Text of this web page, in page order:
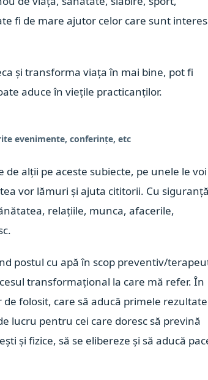
fi de mare ajutor celor care sunt
și transforma viața în mai bine, pot fi
aduce în viețile practicanților.
conferințe, etc
alții pe aceste subiecte, pe unele le voi
vor lămuri și ajuta cititorii. Cu siguranță
relațiile, munca, afacerile,
postul cu apă în scop preventiv/
transformațional la care mă refer. În
folosit, care să aducă primele rezultate
lucru pentru cei care doresc să prevină
și fizice, să se elibereze și să aducă